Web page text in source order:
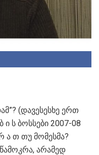
(დავესესხე ერთ
ი ს ბოსსები 2007-08
ა თ თუ მომესმა?
არამედ